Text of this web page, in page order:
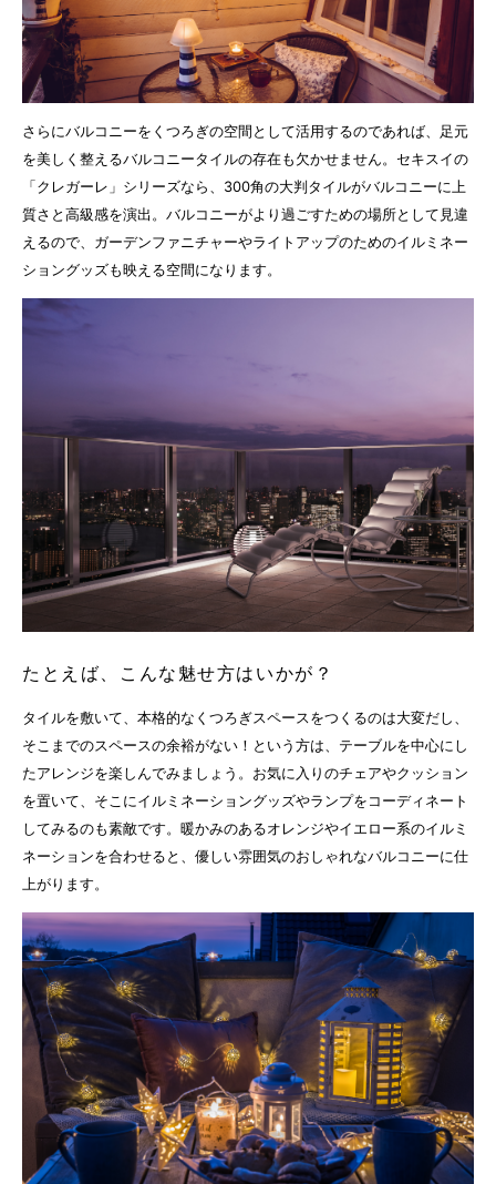
さらにバルコニーをくつろぎの空間として活用するのであれば、足元
を美しく整えるバルコニータイルの存在も欠かせません。セキスイの
「クレガーレ」シリーズなら、300角の大判タイルがバルコニーに上
質さと高級感を演出。バルコニーがより過ごすための場所として見違
えるので、ガーデンファニチャーやライトアップのためのイルミネー
ショングッズも映える空間になります。
たとえば、こんな魅せ方はいかが？
タイルを敷いて、本格的なくつろぎスペースをつくるのは大変だし、
そこまでのスペースの余裕がない！という方は、テーブルを中心にし
たアレンジを楽しんでみましょう。お気に入りのチェアやクッション
を置いて、そこにイルミネーショングッズやランプをコーディネート
してみるのも素敵です。暖かみのあるオレンジやイエロー系のイルミ
ネーションを合わせると、優しい雰囲気のおしゃれなバルコニーに仕
上がります。